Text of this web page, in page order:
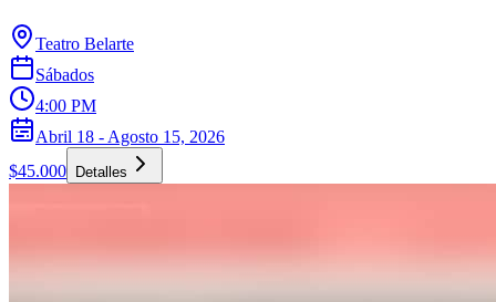
Teatro Belarte
Sábados
4:00 PM
Abril 18 - Agosto 15, 2026
$45.000
Detalles